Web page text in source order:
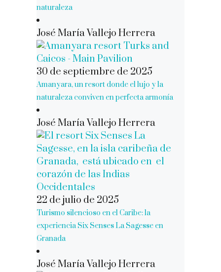
naturaleza
José María Vallejo Herrera
30 de septiembre de 2025
Amanyara, un resort donde el lujo y la
naturaleza conviven en perfecta armonía
José María Vallejo Herrera
22 de julio de 2025
Turismo silencioso en el Caribe: la
experiencia Six Senses La Sagesse en
Granada
José María Vallejo Herrera